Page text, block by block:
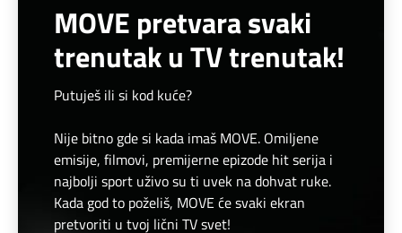
Dodatna oprema
Predstavljamo brendove
Postpejd
Pripejd
5G
Roming
BOX 4
BOX 3
BOX sa m:SAT TV
Parkiraj račun
Kućni internet
Mobilni internet
MOVE
Dodatni TV paketi
Programska šema
m:SAT tv
Usluge
Vesti
Digi svet
Telefonski imenik
Samouslužni servisi
MOVE pretvara svaki
trenutak u TV trenutak!
Putuješ ili si kod kuće?
Nije bitno gde si kada imaš MOVE. Omiljene
emisije, filmovi, premijerne epizode hit serija i
najbolji sport uživo su ti uvek na dohvat ruke.
Kada god to poželiš, MOVE će svaki ekran
pretvoriti u tvoj lični TV svet!